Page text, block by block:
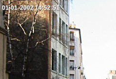
01-01-2002 14:52:51